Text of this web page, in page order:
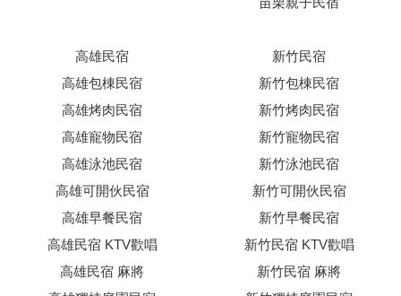
高雄民宿
高雄包棟民宿
高雄烤肉民宿
高雄寵物民宿
高雄泳池民宿
高雄可開伙民宿
高雄早餐民宿
高雄民宿 KTV歡唱
高雄民宿 麻將
新竹民宿
新竹包棟民宿
新竹烤肉民宿
新竹寵物民宿
新竹泳池民宿
新竹可開伙民宿
新竹早餐民宿
新竹民宿 KTV歡唱
新竹民宿 麻將